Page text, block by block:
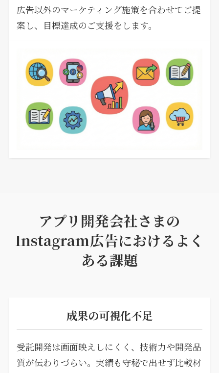
広告以外のマーケティング施策を合わせてご提
案し、目標達成のご支援をします。
アプリ開発会社さまの
Instagram広告におけるよく
ある課題
成果の可視化不足
受託開発は画面映えしにくく、技術力や開発品
質が伝わりづらい。実績も守秘で出せず比較材